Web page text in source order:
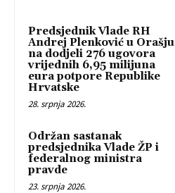
Predsjednik Vlade RH
Andrej Plenković u Orašju
na dodjeli 276 ugovora
vrijednih 6,95 milijuna
eura potpore Republike
Hrvatske
28. srpnja 2026.
Održan sastanak
predsjednika Vlade ŽP i
federalnog ministra
pravde
23. srpnja 2026.